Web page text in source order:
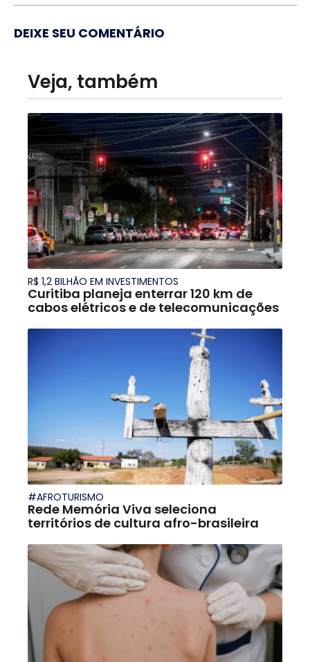
DEIXE SEU COMENTÁRIO
Veja, também
R$ 1,2 BILHÃO EM INVESTIMENTOS
Curitiba planeja enterrar 120 km de
cabos elétricos e de telecomunicações
#AFROTURISMO
Rede Memória Viva seleciona
territórios de cultura afro-brasileira